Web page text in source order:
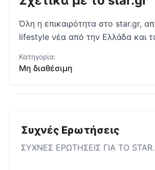
Όλη η επικαιρότητα στο star.gr,
lifestyle νέα από την Ελλάδα και
Κατηγορία:
Μη διαθέσιμη
Συχνές Ερωτήσεις
ΣΥΧΝΕΣ ΕΡΩΤΗΣΕΙΣ ΓΙΑ ΤΟ